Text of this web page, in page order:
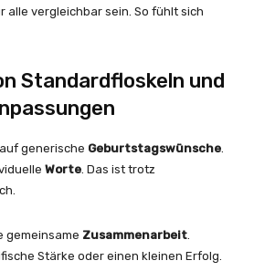
alle vergleichbar sein. So fühlt sich
Standardfloskeln und
generische Geburtstagswünsche
Worte . Das ist trotz
gemeinsame Zusammenarbeit
Stärke oder einen kleinen Erfolg.